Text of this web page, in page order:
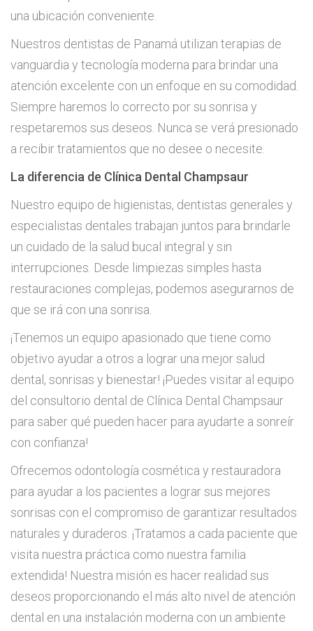
una ubicación conveniente.
Nuestros dentistas de Panamá utilizan terapias de
vanguardia y tecnología moderna para brindar una
atención excelente con un enfoque en su comodidad.
Siempre haremos lo correcto por su sonrisa y
respetaremos sus deseos. Nunca se verá presionado
a recibir tratamientos que no desee o necesite.
La diferencia de Clínica Dental Champsaur
Nuestro equipo de higienistas, dentistas generales y
especialistas dentales trabajan juntos para brindarle
un cuidado de la salud bucal integral y sin
interrupciones. Desde limpiezas simples hasta
restauraciones complejas, podemos asegurarnos de
que se irá con una sonrisa.
¡Tenemos un equipo apasionado que tiene como
objetivo ayudar a otros a lograr una mejor salud
dental, sonrisas y bienestar! ¡Puedes visitar al equipo
del consultorio dental de Clínica Dental Champsaur
para saber qué pueden hacer para ayudarte a sonreír
con confianza!
Ofrecemos odontología cosmética y restauradora
para ayudar a los pacientes a lograr sus mejores
sonrisas con el compromiso de garantizar resultados
naturales y duraderos. ¡Tratamos a cada paciente que
visita nuestra práctica como nuestra familia
extendida! Nuestra misión es hacer realidad sus
deseos proporcionando el más alto nivel de atención
dental en una instalación moderna con un ambiente